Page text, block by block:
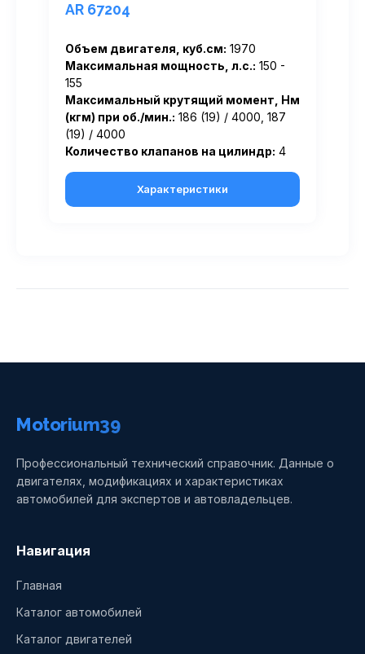
AR 67204
Объем двигателя, куб.см: 1970
Максимальная мощность, л.с.: 150 -
155
Максимальный крутящий момент, Нм
(кгм) при об./мин.: 186 (19) / 4000, 187
(19) / 4000
Количество клапанов на цилиндр: 4
Характеристики
Motorium39
Профессиональный технический справочник. Данные о
двигателях, модификациях и характеристиках
автомобилей для экспертов и автовладельцев.
Навигация
Главная
Каталог автомобилей
Каталог двигателей